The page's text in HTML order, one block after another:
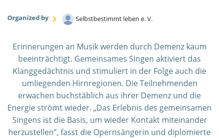
Organized by Selbstbestimmt leben e. V.
Erinnerungen an Musik werden durch Demenz kaum
beeinträchtigt. Gemeinsames Singen aktiviert das
Klanggedächtnis und stimuliert in der Folge auch die
umliegenden Hirnregionen. Die Teilnehmenden
erwachen buchstäblich aus ihrer Demenz und die
Energie strömt wieder. „Das Erlebnis des gemeinsamen
Singens ist die Basis, um wieder Kontakt miteinander
herzustellen”, fasst die Opernsängerin und diplomierte